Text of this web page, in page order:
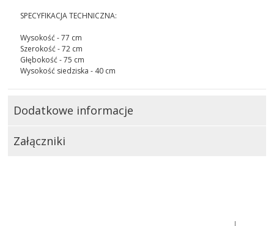
SPECYFIKACJA TECHNICZNA:
Wysokość - 77 cm
Szerokość - 72 cm
Głębokość - 75 cm
Wysokość siedziska - 40 cm
Dodatkowe informacje
Załączniki